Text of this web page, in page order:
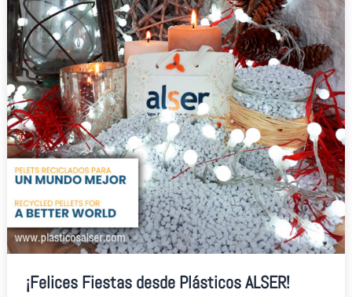
¡Felices Fiestas desde Plásticos ALSER!